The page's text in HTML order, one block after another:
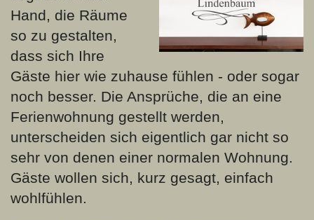
Hand, die Räume
so zu gestalten,
dass sich Ihre
Gäste hier wie zuhause fühlen - oder sogar
noch besser. Die Ansprüche, die an eine
Ferienwohnung gestellt werden,
unterscheiden sich eigentlich gar nicht so
sehr von denen einer normalen Wohnung.
Gäste wollen sich, kurz gesagt, einfach
wohlfühlen.